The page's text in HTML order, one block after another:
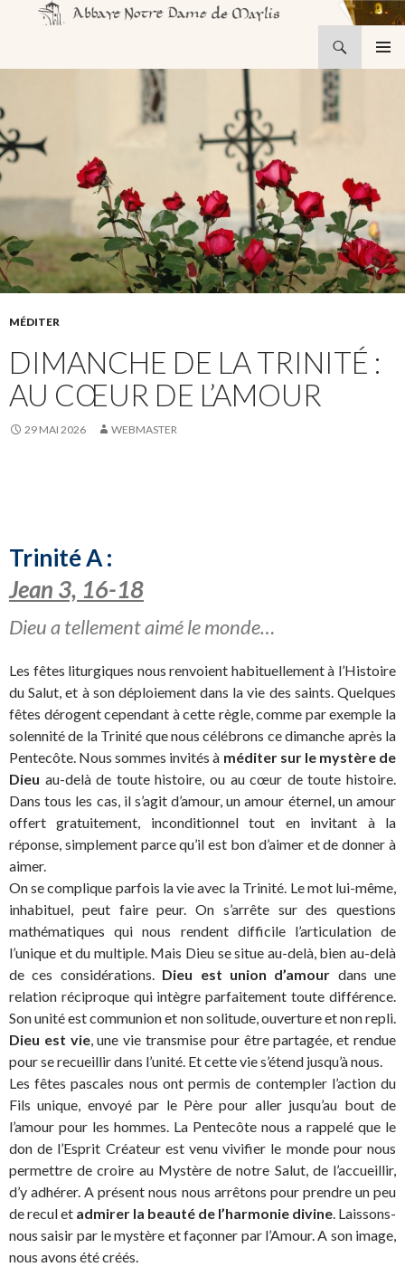
MÉDITER
DIMANCHE DE LA TRINITÉ :
AU CŒUR DE L’AMOUR
29 MAI 2026 WEBMASTER
Trinité A :
Jean 3, 16-18
Dieu a tellement aimé le monde…
Les fêtes liturgiques nous renvoient habituellement à l’Histoire
du Salut, et à son déploiement dans la vie des saints. Quelques
fêtes dérogent cependant à cette règle, comme par exemple la
solennité de la Trinité que nous célébrons ce dimanche après la
Pentecôte. Nous sommes invités à méditer sur le mystère de
Dieu au-delà de toute histoire, ou au cœur de toute histoire.
Dans tous les cas, il s’agit d’amour, un amour éternel, un amour
offert gratuitement, inconditionnel tout en invitant à la
réponse, simplement parce qu’il est bon d’aimer et de donner à
aimer.
On se complique parfois la vie avec la Trinité. Le mot lui-même,
inhabituel, peut faire peur. On s’arrête sur des questions
mathématiques qui nous rendent difficile l’articulation de
l’unique et du multiple. Mais Dieu se situe au-delà, bien au-delà
de ces considérations. Dieu est union d’amour dans une
relation réciproque qui intègre parfaitement toute différence.
Son unité est communion et non solitude, ouverture et non repli.
Dieu est vie, une vie transmise pour être partagée, et rendue
pour se recueillir dans l’unité. Et cette vie s’étend jusqu’à nous.
Les fêtes pascales nous ont permis de contempler l’action du
Fils unique, envoyé par le Père pour aller jusqu’au bout de
l’amour pour les hommes. La Pentecôte nous a rappelé que le
don de l’Esprit Créateur est venu vivifier le monde pour nous
permettre de croire au Mystère de notre Salut, de l’accueillir,
d’y adhérer. A présent nous nous arrêtons pour prendre un peu
de recul et admirer la beauté de l’harmonie divine. Laissons-
nous saisir par le mystère et façonner par l’Amour. A son image,
nous avons été créés.